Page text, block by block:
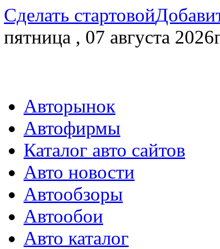
Сделать стартовой
пятница , 07 августа
Авторынок
Автофирмы
Каталог авто сайтов
Авто новости
Автообзоры
Автообои
Авто каталог